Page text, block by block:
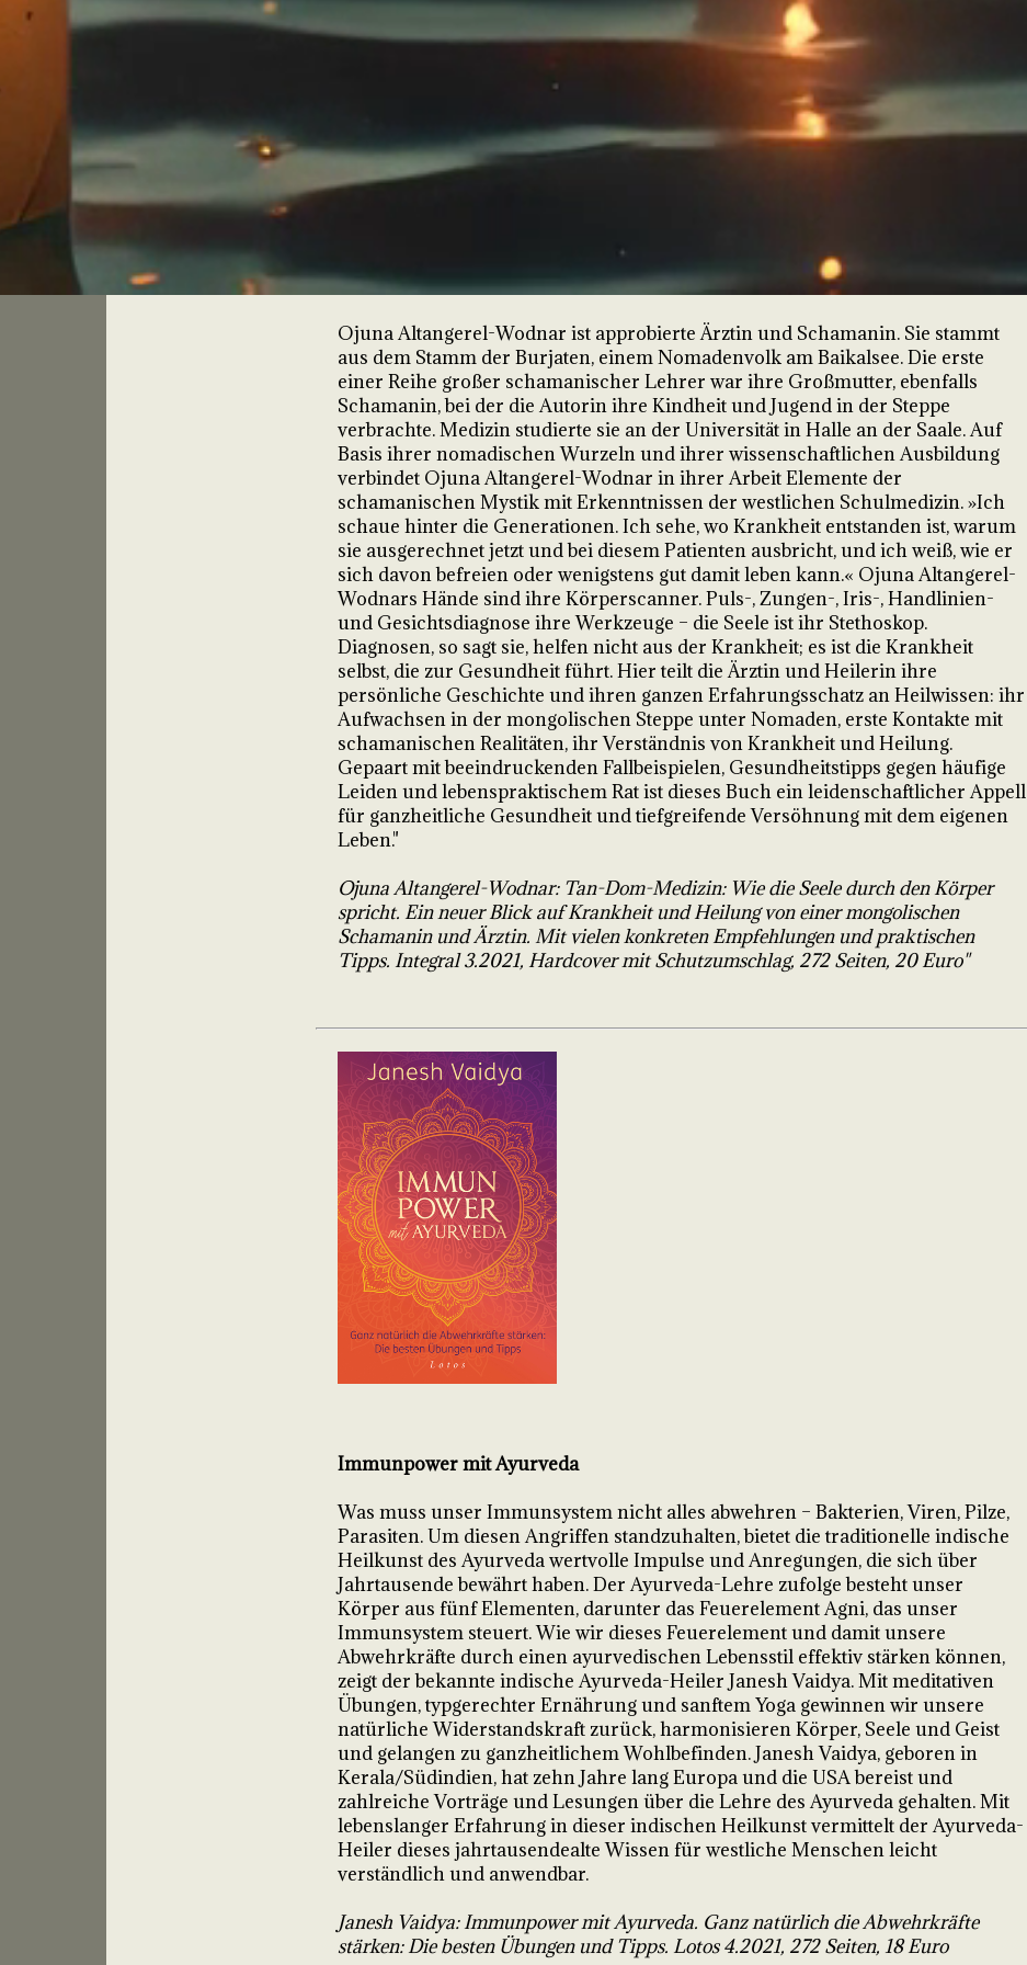
Ein neuer Blick auf Krankheit
Ojuna Altangerel-Wodnar ist approbierte Ärztin und Schamanin. Sie stammt
aus dem Stamm der Burjaten, einem Nomadenvolk am Baikalsee. Die erste
einer Reihe großer schamanischer Lehrer war ihre Großmutter, ebenfalls
Schamanin, bei der die Autorin ihre Kindheit und Jugend in der Steppe
verbrachte. Medizin studierte sie an der Universität in Halle an der Saale. Auf
Basis ihrer nomadischen Wurzeln und ihrer wissenschaftlichen Ausbildung
verbindet Ojuna Altangerel-Wodnar in ihrer Arbeit Elemente der
schamanischen Mystik mit Erkenntnissen der westlichen Schulmedizin. »Ich
schaue hinter die Generationen. Ich sehe, wo Krankheit entstanden ist, warum
sie ausgerechnet jetzt und bei diesem Patienten ausbricht, und ich weiß, wie er
sich davon befreien oder wenigstens gut damit leben kann.« Ojuna Altangerel-
Wodnars Hände sind ihre Körperscanner. Puls-, Zungen-, Iris-, Handlinien-
und Gesichtsdiagnose ihre Werkzeuge – die Seele ist ihr Stethoskop.
Diagnosen, so sagt sie, helfen nicht aus der Krankheit; es ist die Krankheit
selbst, die zur Gesundheit führt. Hier teilt die Ärztin und Heilerin ihre
persönliche Geschichte und ihren ganzen Erfahrungsschatz an Heilwissen: ihr
Aufwachsen in der mongolischen Steppe unter Nomaden, erste Kontakte mit
schamanischen Realitäten, ihr Verständnis von Krankheit und Heilung.
Gepaart mit beeindruckenden Fallbeispielen, Gesundheitstipps gegen häufige
Leiden und lebenspraktischem Rat ist dieses Buch ein leidenschaftlicher Appell
für ganzheitliche Gesundheit und tiefgreifende Versöhnung mit dem eigenen
Leben."
Ojuna Altangerel-Wodnar: Tan-Dom-Medizin: Wie die Seele durch den Körper
spricht. Ein neuer Blick auf Krankheit und Heilung von einer mongolischen
Schamanin und Ärztin. Mit vielen konkreten Empfehlungen und praktischen
Tipps. Integral 3.2021, Hardcover mit Schutzumschlag, 272 Seiten, 20 Euro"
Immunpower mit Ayurveda
Was muss unser Immunsystem nicht alles abwehren – Bakterien, Viren, Pilze,
Parasiten. Um diesen Angriffen standzuhalten, bietet die traditionelle indische
Heilkunst des Ayurveda wertvolle Impulse und Anregungen, die sich über
Jahrtausende bewährt haben. Der Ayurveda-Lehre zufolge besteht unser
Körper aus fünf Elementen, darunter das Feuerelement Agni, das unser
Immunsystem steuert. Wie wir dieses Feuerelement und damit unsere
Abwehrkräfte durch einen ayurvedischen Lebensstil effektiv stärken können,
zeigt der bekannte indische Ayurveda-Heiler Janesh Vaidya. Mit meditativen
Übungen, typgerechter Ernährung und sanftem Yoga gewinnen wir unsere
natürliche Widerstandskraft zurück, harmonisieren Körper, Seele und Geist
und gelangen zu ganzheitlichem Wohlbefinden. Janesh Vaidya, geboren in
Kerala/Südindien, hat zehn Jahre lang Europa und die USA bereist und
zahlreiche Vorträge und Lesungen über die Lehre des Ayurveda gehalten. Mit
lebenslanger Erfahrung in dieser indischen Heilkunst vermittelt der Ayurveda-
Heiler dieses jahrtausendealte Wissen für westliche Menschen leicht
verständlich und anwendbar.
Janesh Vaidya: Immunpower mit Ayurveda. Ganz natürlich die Abwehrkräfte
stärken: Die besten Übungen und Tipps. Lotos 4.2021, 272 Seiten, 18 Euro